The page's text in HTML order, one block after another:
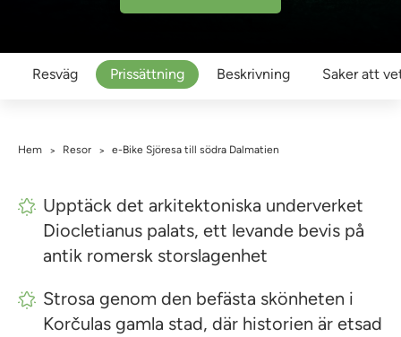
Resväg Prissättning Beskrivning Saker att
Hem > Resor > e-Bike Sjöresa till södra Dalmatien
Upptäck det arkitektoniska underverket
Diocletianus palats, ett levande bevis på
antik romersk storslagenhet
Strosa genom den befästa skönheten i
Korčulas gamla stad, där historien är etsad